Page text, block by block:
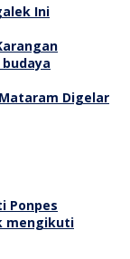
Ini
Digelar